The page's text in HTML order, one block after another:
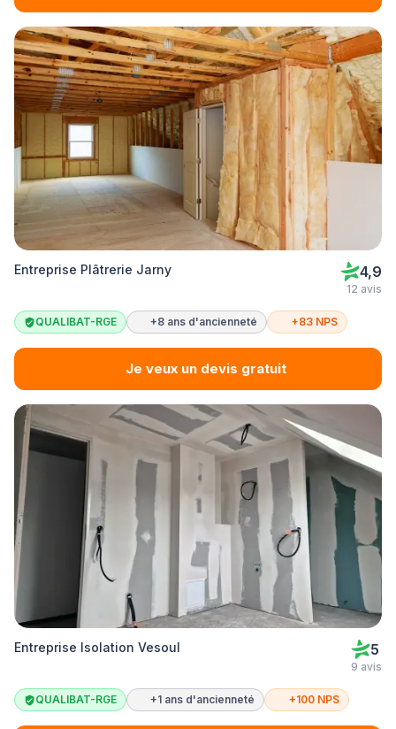
Entreprise Plâtrerie Jarny 4,9
12 avis
QUALIBAT-RGE +8 ans d'ancienneté +83 NPS
Je veux un devis gratuit
Entreprise Isolation Vesoul 5
9 avis
QUALIBAT-RGE +1 ans d'ancienneté +100 NPS